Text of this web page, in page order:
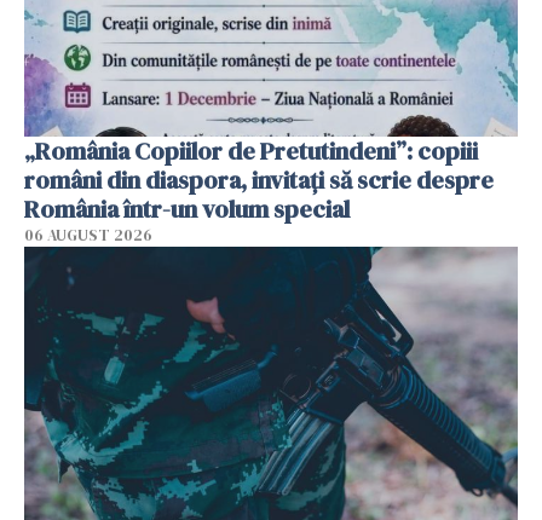
„România Copiilor de Pretutindeni”: copiii
români din diaspora, invitați să scrie despre
România într-un volum special
06 AUGUST 2026